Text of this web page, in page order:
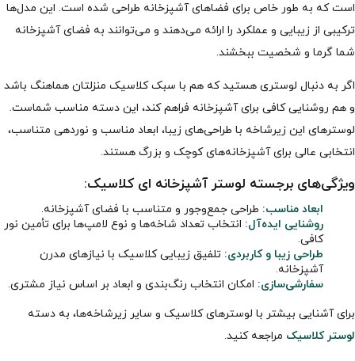
است که به طور خاص برای فضاهای آشپزخانه طراحی شده است. این مدل‌ها
ترکیبی از زیبایی و عملکرد را ارائه می‌دهند و می‌توانند به فضای آشپزخانه
شما گرما و شخصیت ببخشند.
اگر به دنبال لوستری هستید که هم با سبک کلاسیک منزلتان هماهنگ باشد
و هم روشنایی کافی برای آشپزخانه فراهم کند، این دسته مناسب شماست.
لوسترهای این زیرشاخه با طراحی‌های زیبا، ابعاد مناسب و نوردهی متناسب،
انتخابی عالی برای آشپزخانه‌های کوچک و بزرگ هستند.
ویژگی‌های برجسته لوستر آشپزخانه ای کلاسیک:
ابعاد مناسب: طراحی جمع‌وجور و متناسب با فضای آشپزخانه.
روشنایی ایده‌آل: انتخاب تعداد شاخه‌ها و نوع لامپ‌ها برای تأمین نور
کافی.
طراحی زیبا و کاربردی: تلفیق زیبایی کلاسیک با نیازهای مدرن
آشپزخانه.
سفارشی‌سازی: امکان انتخاب رنگ‌بندی و ابعاد بر اساس نیاز مشتری.
برای آشنایی بیشتر با لوسترهای کلاسیک و سایر زیرشاخه‌ها، به دسته
لوستر کلاسیک مراجعه کنید.